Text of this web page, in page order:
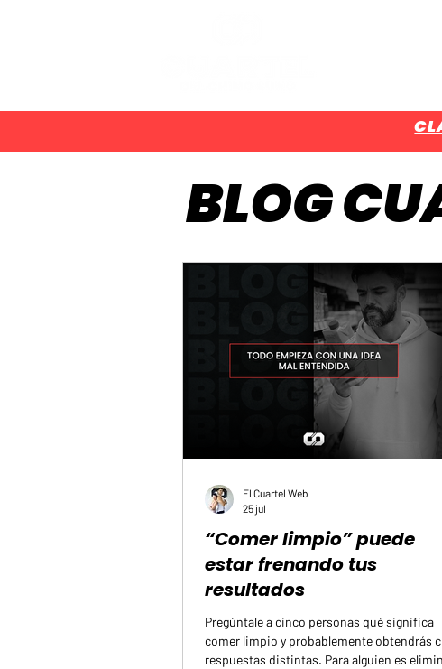
BLOG
“Comer limpio” puede
estar frenando tus
resultados
Pregúntale a cinco personas qué significa
comer limpio y probablemente obtendrás
respuestas distintas. Para alguien es
El Cuartel Web
25 jul